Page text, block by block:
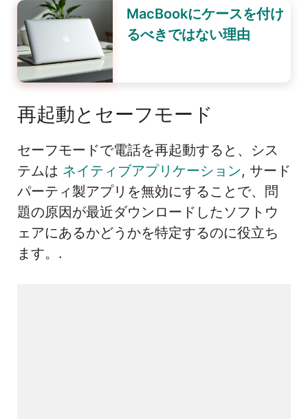
MacBookにケースを付け
るべきではない理由
再起動とセーフモード
セーフモードで電話を再起動すると、シス
テムは ネイティブアプリケーション, サード
パーティ製アプリを無効にすることで、問
題の原因が最近ダウンロードしたソフトウ
ェアにあるかどうかを特定するのに役立ち
ます。.